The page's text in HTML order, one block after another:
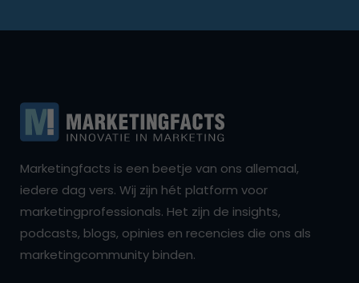
Marketingfacts is een beetje van ons allemaal,
iedere dag vers. Wij zijn hét platform voor
marketingprofessionals. Het zijn de insights,
podcasts, blogs, opinies en recencies die ons als
marketingcommunity binden.